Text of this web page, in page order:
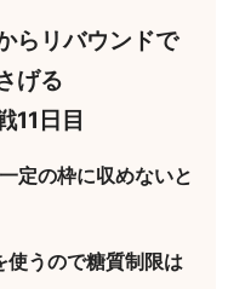
らリバウンドで
げる
11日目
定の枠に収めないと
使うので糖質制限は